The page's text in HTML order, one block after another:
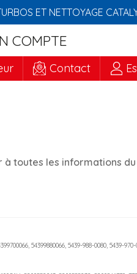
ET NETTOYAGE
COMPTE
Contact
toutes les informations
54399880066, 5439-988-0080, 5439-